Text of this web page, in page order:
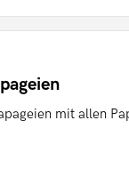
mit allen